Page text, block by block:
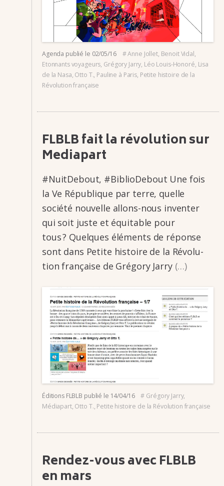
Agenda publié le 02/05/16 #Anne Jollet, Benoit Vidal,
Etonnants voyageurs, Grégory Jarry, Léo Louis-Honoré, Lisa
de la Nasa, Otto T., Pauline à Paris, Petite histoire de la
Révolution française
FLBLB fait la révo­lu­tion sur
Media­part
#NuitDe­­bout, #BiblioDe­­bout Une fois
la Ve Répu­­blique par terre, quelle
société nouvelle allons-nous inven­­ter
qui soit juste et équi­­table pour
tous ? Quelques éléments de réponse
sont dans Petite histoire de la Révo­­lu­­
tion française de Grégory Jarry (…)
Éditions FLBLB publié le 14/04/16 # Grégory Jarry,
Médiapart, Otto T., Petite histoire de la Révolution française
Rendez-vous avec FLBLB
en mars